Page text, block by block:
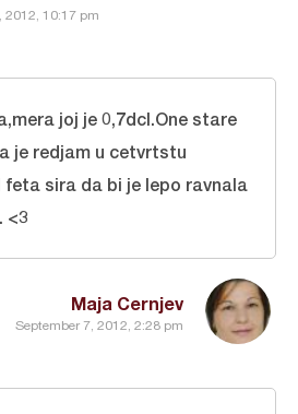
2012, 10:17 pm
Maja Cernjev
September 7, 2012, 2:28 pm
joj je 0,7dcl.One stare
je redjam u cetvrtstu
sira da bi je lepo ravnala
<3